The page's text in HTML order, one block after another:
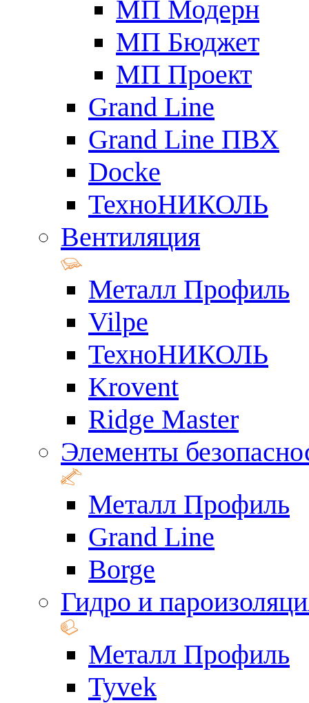
МП Модерн
МП Бюджет
МП Проект
Grand Line
Grand Line ПВХ
Docke
ТехноНИКОЛЬ
Вентиляция
Металл Профиль
Vilpe
ТехноНИКОЛЬ
Krovent
Ridge Master
Элементы
Металл Профиль
Grand Line
Borge
Гидро и
Металл Профиль
Tyvek